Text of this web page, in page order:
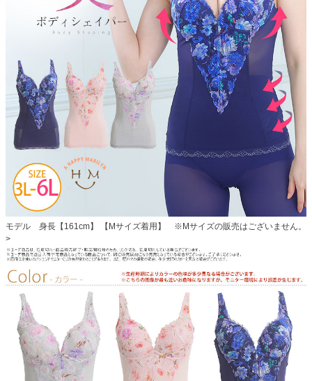
モデル 身長【161cm】 【Mサイズ着用】 ※Mサイズの販売はございません。
>